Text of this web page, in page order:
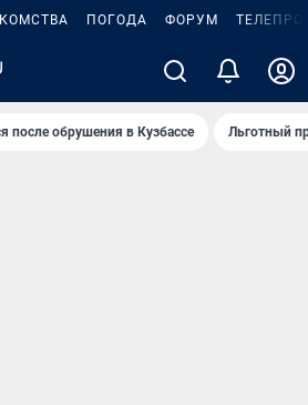
ПОГОДА ФОРУМ
после обрушения в Кузбассе Льготный